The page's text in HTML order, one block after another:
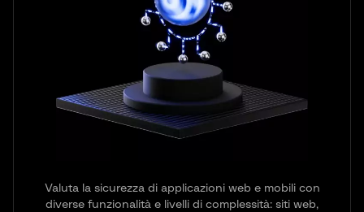
Valuta la sicurezza di applicazioni web e mobili con
diverse funzionalità e livelli di complessità: siti web,